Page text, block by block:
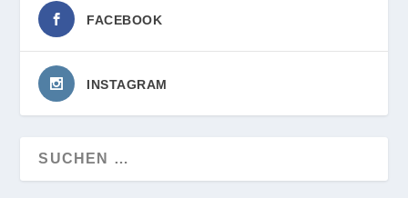
FACEBOOK
INSTAGRAM